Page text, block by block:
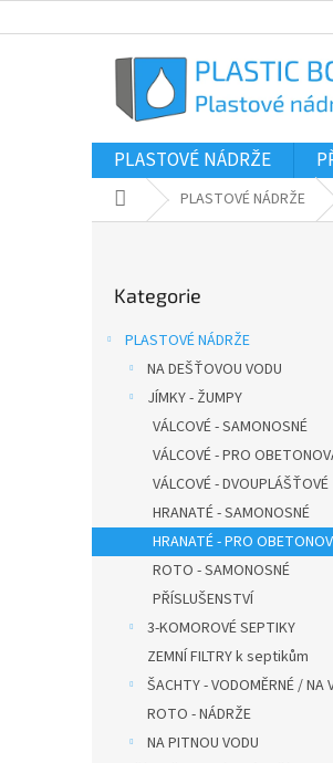
na
PLASTOVÉ NÁDRŽE
Domů PLASTOVÉ NÁDRŽE
e
l
kategorie
Kategorie
PLASTOVÉ NÁDRŽE
NA DEŠŤOVOU VODU
JÍMKY - ŽUMPY
VÁLCOVÉ - SAMONOSNÉ
VÁLCOVÉ - PRO
VÁLCOVÉ - DVOUPLÁŠŤOVÉ
HRANATÉ - SAMONOSNÉ
HRANATÉ - PRO
ROTO - SAMONOSNÉ
PŘÍSLUŠENSTVÍ
3-KOMOROVÉ SEPTIKY
ZEMNÍ FILTRY k septikům
ŠACHTY - VODOMĚRNÉ / NA
ROTO - NÁDRŽE
NA PITNOU VODU